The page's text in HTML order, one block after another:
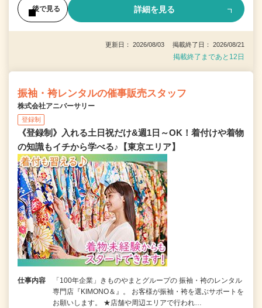
後で見る 詳細を見る
更新日： 2026/08/03 掲載終了日： 2026/08/21
掲載終了まであと12日
振袖・袴レンタルの催事販売スタッフ
株式会社アニバーサリー
登録制
《登録制》入れる土日祝だけ&週1日～OK！着付けや着物
の知識もイチから学べる♪【東京エリア】
仕事内容
「100年企業」きものやまとグループの 振袖・袴のレンタル
専門店『KIMONO＆』。 お客様が振袖・袴を選ぶサポートを
お願いします。 ★店舗や周辺エリアで行われ…